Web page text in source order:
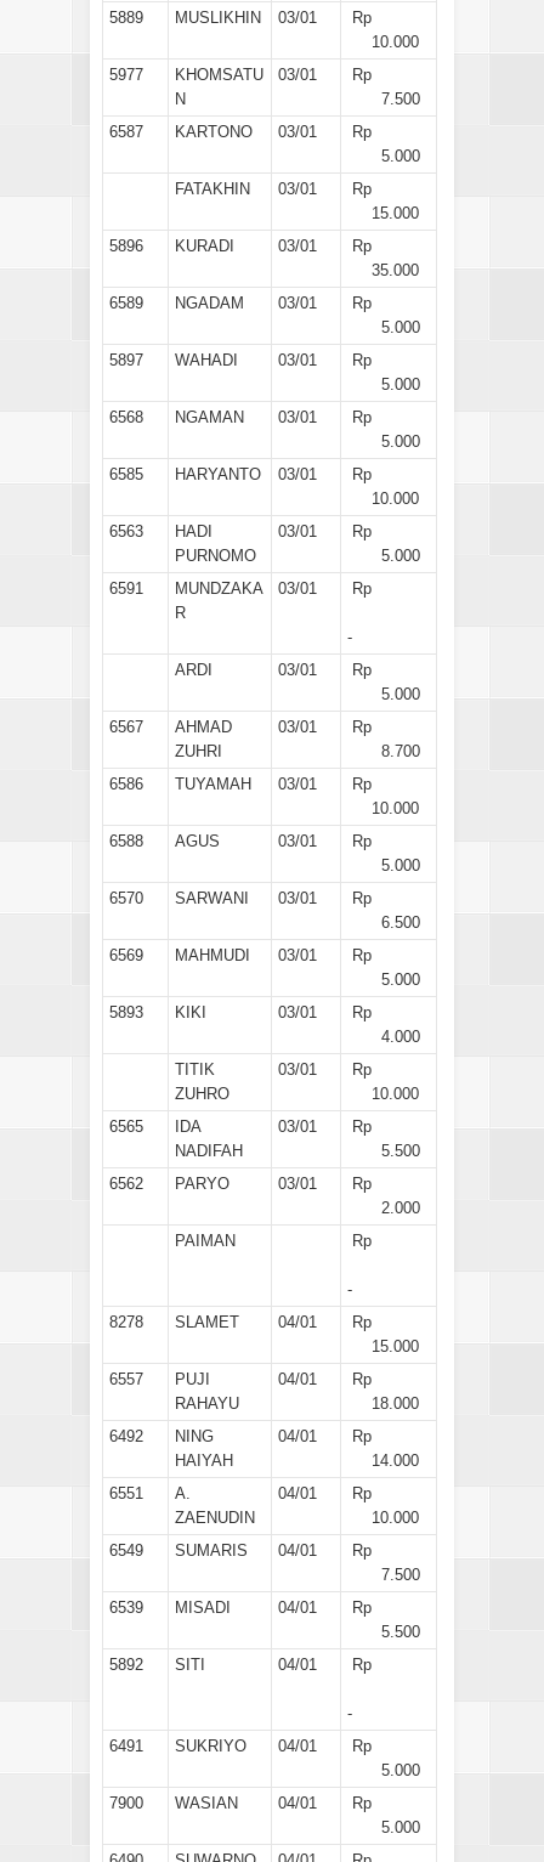
5889
MUSLIKHIN 03/01
Rp
10.000
5977
KHOMSATU
N
03/01
Rp
7.500
6587
KARTONO 03/01
Rp
5.000
FATAKHIN
03/01
Rp
15.000
5896
KURADI 03/01
Rp
35.000
6589
NGADAM 03/01
Rp
5.000
5897
WAHADI 03/01
Rp
5.000
6568
NGAMAN 03/01
Rp
5.000
6585
HARYANTO 03/01
Rp
10.000
6563
HADI
PURNOMO
03/01
Rp
5.000
6591
MUNDZAKA
R
03/01 Rp
-
ARDI
03/01
Rp
5.000
6567
AHMAD
ZUHRI
03/01
Rp
8.700
6586
TUYAMAH 03/01
Rp
10.000
6588
AGUS 03/01
Rp
5.000
6570
SARWANI 03/01
Rp
6.500
6569
MAHMUDI 03/01
Rp
5.000
5893
KIKI 03/01
Rp
4.000
TITIK
ZUHRO
03/01
Rp
10.000
6565
IDA
NADIFAH
03/01
Rp
5.500
6562
PARYO 03/01
Rp
2.000
PAIMAN
Rp
-
8278
SLAMET 04/01
Rp
15.000
6557
PUJI
RAHAYU
04/01
Rp
18.000
6492
NING
HAIYAH
04/01
Rp
14.000
6551
A.
ZAENUDIN
04/01
Rp
10.000
6549
SUMARIS 04/01
Rp
7.500
6539
MISADI 04/01
Rp
5.500
5892
SITI 04/01 Rp
-
6491
SUKRIYO 04/01
Rp
5.000
7900
WASIAN 04/01
Rp
5.000